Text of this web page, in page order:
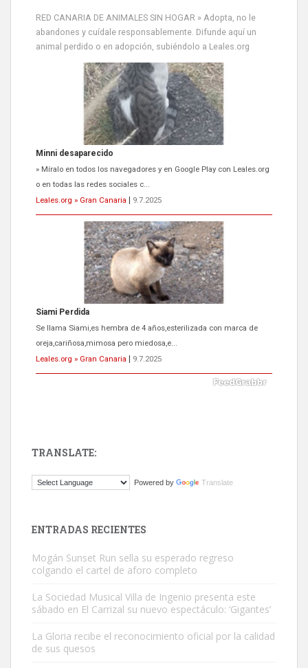
RED CANARIA DE ANIMALES SIN HOGAR » Adopta, no le
abandones y cuídale responsablemente. Difunde aquí un
animal perdido o en adopción, subiéndolo a Leales.org
Minni desaparecido
» Míralo en todos los navegadores y en Google Play con Leales.org
o en todas las redes sociales c...
Leales.org » Gran Canaria
9.7.2025
Siami Perdida
Se llama Siami,es hembra de 4 años,esterilizada con marca de
oreja,cariñosa,mimosa pero miedosa,e...
Leales.org » Gran Canaria
9.7.2025
El ayuntamiento se va a llevar a Los Gatos callejeros de la zona los
Este gato macho ha aparecido en la calle hace menos de un mes,
TRANSLATE:
Powered by Translate
ENTRADAS RECIENTES
Mogán Sunset Run sella su esperado regreso
colgando el cartel de aforo completo
La Sociedad Musical Villa de Ingenio presenta este
sábado en El Carrizal su nuevo espectáculo: ‘Gigantes’
La Gloria recibe el reconocimiento oficial por la calidad
de sus quesos